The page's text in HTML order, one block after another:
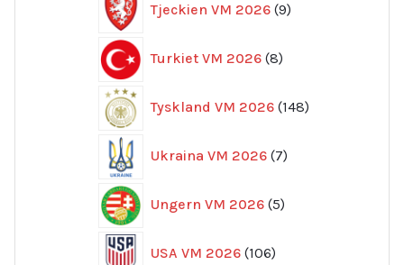
Tjeckien VM 2026 9
produkter
Turkiet VM 2026 8
produkter
Tyskland VM 2026 148
produkter
Ukraina VM 2026 7
produkter
Ungern VM 2026 5
produkter
USA VM 2026 106